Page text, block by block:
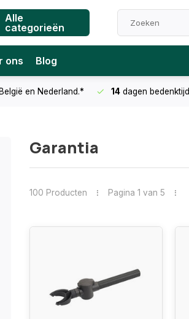
Alle
categorieën
ons Blog
en Nederland.* 14 dagen bedenktijd
Garantia
100 Producten Pagina 1 van 5